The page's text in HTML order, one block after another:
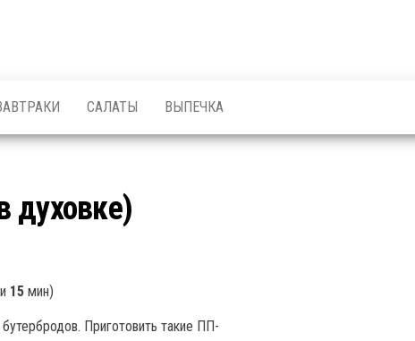
САЛАТЫ ВЫПЕЧКА
духовке)
15 мин)
Приготовить такие ПП-